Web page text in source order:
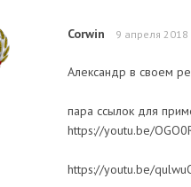
Corwin 9 апреля 2018
Александр в своем
пара ссылок для
https://youtu.be/
https://youtu.be/